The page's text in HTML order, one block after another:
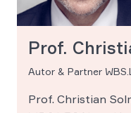
Prof.
Autor & Partner
Prof. Christian